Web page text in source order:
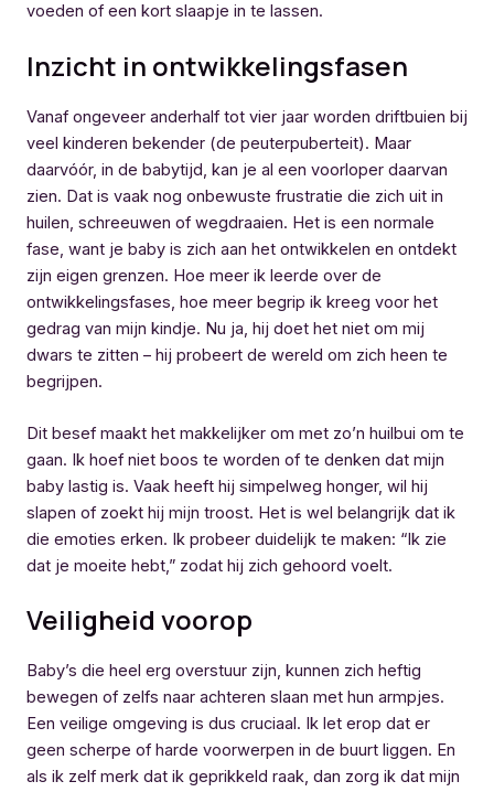
voeden of een kort slaapje in te lassen.
Inzicht in ontwikkelingsfasen
Vanaf ongeveer anderhalf tot vier jaar worden driftbuien bij
veel kinderen bekender (de peuterpuberteit). Maar
daarvóór, in de babytijd, kan je al een voorloper daarvan
zien. Dat is vaak nog onbewuste frustratie die zich uit in
huilen, schreeuwen of wegdraaien. Het is een normale
fase, want je baby is zich aan het ontwikkelen en ontdekt
zijn eigen grenzen. Hoe meer ik leerde over de
ontwikkelingsfases, hoe meer begrip ik kreeg voor het
gedrag van mijn kindje. Nu ja, hij doet het niet om mij
dwars te zitten – hij probeert de wereld om zich heen te
begrijpen.
Dit besef maakt het makkelijker om met zo’n huilbui om te
gaan. Ik hoef niet boos te worden of te denken dat mijn
baby lastig is. Vaak heeft hij simpelweg honger, wil hij
slapen of zoekt hij mijn troost. Het is wel belangrijk dat ik
die emoties erken. Ik probeer duidelijk te maken: “Ik zie
dat je moeite hebt,” zodat hij zich gehoord voelt.
Veiligheid voorop
Baby’s die heel erg overstuur zijn, kunnen zich heftig
bewegen of zelfs naar achteren slaan met hun armpjes.
Een veilige omgeving is dus cruciaal. Ik let erop dat er
geen scherpe of harde voorwerpen in de buurt liggen. En
als ik zelf merk dat ik geprikkeld raak, dan zorg ik dat mijn